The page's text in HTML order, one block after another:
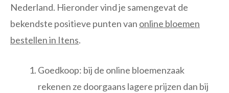
Nederland. Hieronder vind je samengevat de
bekendste positieve punten van online bloemen
bestellen in Itens.
Goedkoop: bij de online bloemenzaak
rekenen ze doorgaans lagere prijzen dan bij